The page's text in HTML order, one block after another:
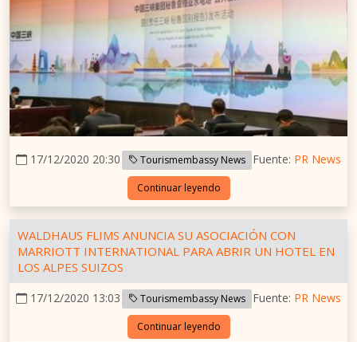
17/12/2020 20:30 Tourismembassy News Fuente: PR News
Continuar leyendo
WALDHAUS FLIMS ANUNCIA SU ASOCIACIÓN CON
MARRIOTT INTERNATIONAL PARA ABRIR UN HOTEL EN
LOS ALPES SUIZOS
17/12/2020 13:03 Tourismembassy News Fuente: PR News
Continuar leyendo